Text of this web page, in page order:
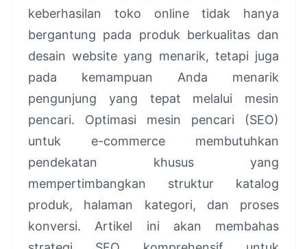
keberhasilan toko online tidak hanya
bergantung pada produk berkualitas dan
desain website yang menarik, tetapi juga
pada kemampuan Anda menarik
pengunjung yang tepat melalui mesin
pencari. Optimasi mesin pencari (SEO)
untuk e-commerce membutuhkan
pendekatan khusus yang
mempertimbangkan struktur katalog
produk, halaman kategori, dan proses
konversi. Artikel ini akan membahas